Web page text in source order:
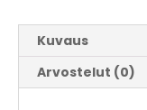
Kuvaus
Arvostelut (0)